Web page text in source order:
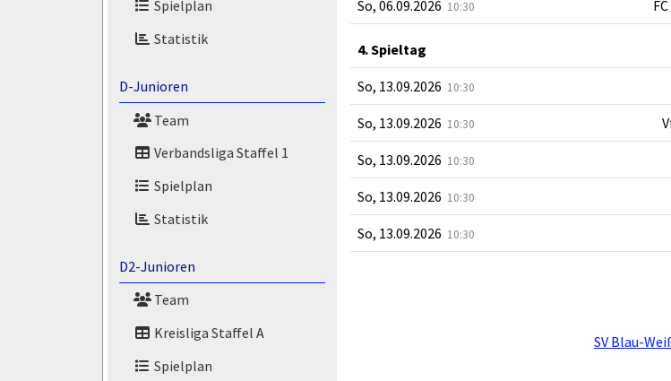
Spielplan
Statistik
D-Junioren
Team
Verbandsliga Staffel 1
Spielplan
Statistik
D2-Junioren
Team
Kreisliga Staffel A
Spielplan
So, 06.09.2026 10:30
4. Spieltag
So, 13.09.2026 10:30
So, 13.09.2026 10:30
So, 13.09.2026 10:30
So, 13.09.2026 10:30
So, 13.09.2026 10:30
SV Blau-